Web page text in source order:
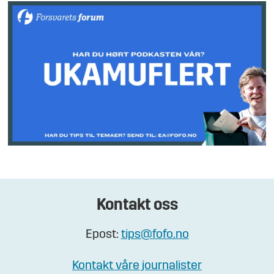
Kontakt oss
Epost: tips@fofo.no
Kontakt våre journalister